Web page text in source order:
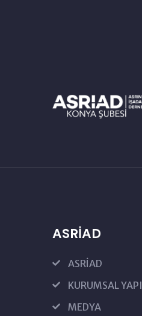
ASRİAD
ASRİAD
KURUMSAL YAPI
MEDYA